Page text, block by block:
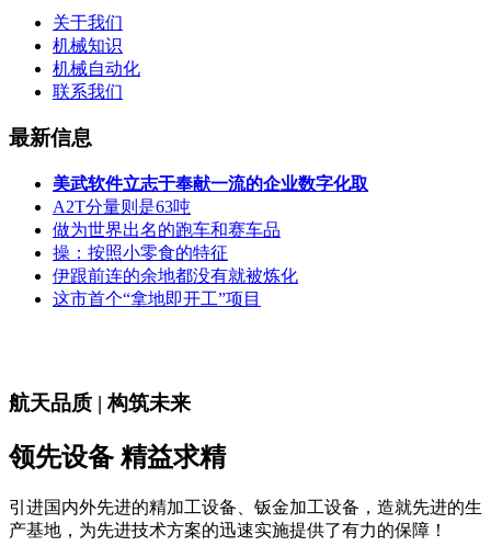
关于我们
机械知识
机械自动化
联系我们
最新信息
美武软件立志于奉献一流的企业数字化取
A2T分量则是63吨
做为世界出名的跑车和赛车品
操：按照小零食的特征
伊跟前连的余地都没有就被炼化
这市首个“拿地即开工”项目
航天品质 | 构筑未来
领先设备 精益求精
引进国内外先进的精加工设备、钣金加工设备，造就先进的生
产基地，为先进技术方案的迅速实施提供了有力的保障！